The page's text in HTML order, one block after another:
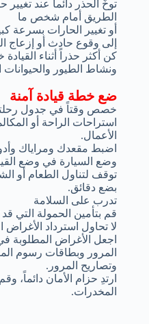
ضع خطة قيادة آمنة
خصص وقتاً في جدول
استراحات الراحة أو
الأعمال.
اضبط مقعدك ومراياك
وضع السيارة في وضع
توقف لتناول الطعام أو
بضع دقائق.
تدرب على السلامة
قم بتأمين الحمولة التي
لا تحاول استرداد
اجعل الأغراض المطلوبة
المرور وبطاقات رسوم
وتصاريح المرور.
ارتدِ حزام الأمان دائماً،
المخدرات.
توخَّ الحذر دائماً عند
الطريق أمام شخص ما
أو تغيير الحارات بسرعة
إلى وقوع حادث أو إزعاج
كن أكثر حذراً أثناء
ونشاط الطيور والحيوانات